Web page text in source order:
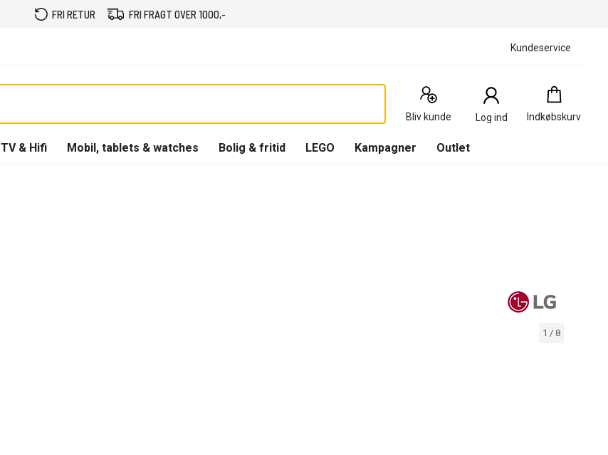
FRI RETUR FRI FRAGT OVER 1000,-
Kundeservice
Bliv kunde Log ind Indkøbskurv
Indkøbskurv
0
Produkter
TV & Hifi Mobil, tablets & watches Bolig & fritid LEGO Kampagner Outlet
1 / 8